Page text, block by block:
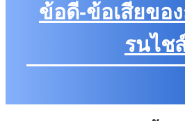
ข้อดี-ข้อเสียขอ
รนไช